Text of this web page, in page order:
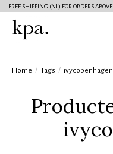
FREE SHIPPING (NL) FOR ORDERS
Home / Tags / ivycopenhagen